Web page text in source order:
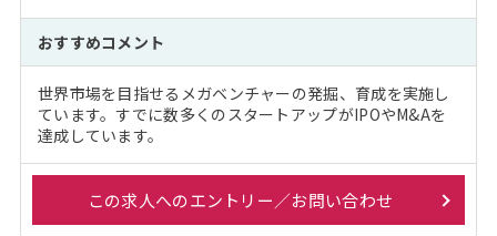
おすすめコメント
世界市場を目指せるメガベンチャーの発掘、育成を実施し
ています。すでに数多くのスタートアップがIPOやM&Aを
達成しています。
この求人へのエントリー／お問い合わせ